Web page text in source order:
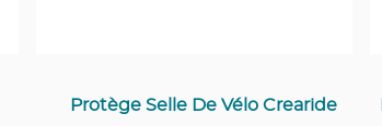
Protège Selle De Vélo Crearide